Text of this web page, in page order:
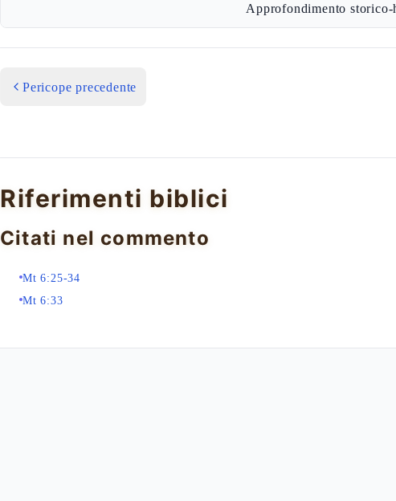
Approfondimento storico-
Pericope precedente
Riferimenti biblici
Citati nel commento
Mt 6:25-34
Mt 6:33